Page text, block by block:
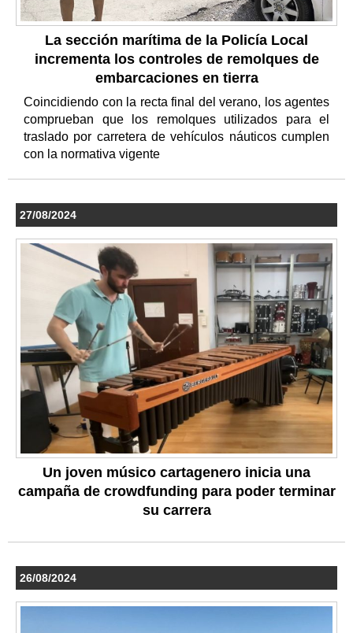
La sección marítima de la Policía Local
incrementa los controles de remolques de
embarcaciones en tierra
Coincidiendo con la recta final del verano, los agentes
comprueban que los remolques utilizados para el
traslado por carretera de vehículos náuticos cumplen
con la normativa vigente
27/08/2024
Un joven músico cartagenero inicia una
campaña de crowdfunding para poder terminar
su carrera
26/08/2024